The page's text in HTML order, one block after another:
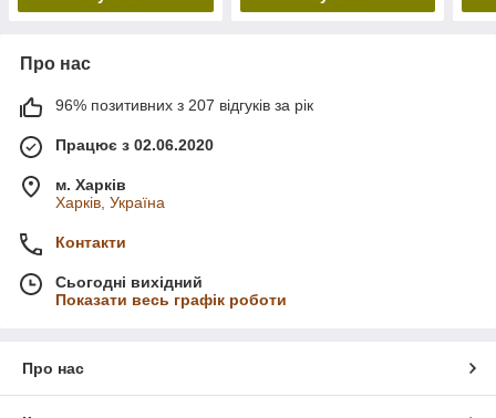
Про нас
96% позитивних з 207 відгуків за рік
Працює з 02.06.2020
м. Харків
Харків, Україна
Контакти
Сьогодні вихідний
Показати весь графік роботи
Про нас